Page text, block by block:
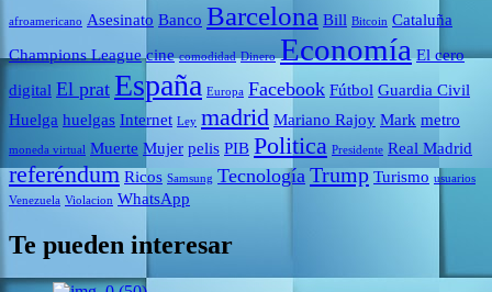
afroamericano Asesinato Banco Barcelona Bill Bitcoin Cataluña
Champions League cine comodidad Dinero Economía El cero
digital El prat España Europa Facebook Fútbol Guardia Civil
Huelga huelgas Internet Ley madrid Mariano Rajoy Mark metro
moneda virtual Muerte Mujer pelis PIB Politica Presidente Real Madrid
referéndum Ricos Samsung Tecnología Trump Turismo usuarios
Venezuela Violacion WhatsApp
Te pueden interesar